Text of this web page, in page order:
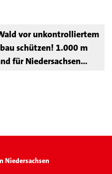
vor unkontrolliertem
schützen! 1.000 m
für Niedersachsen
Niedersachsen